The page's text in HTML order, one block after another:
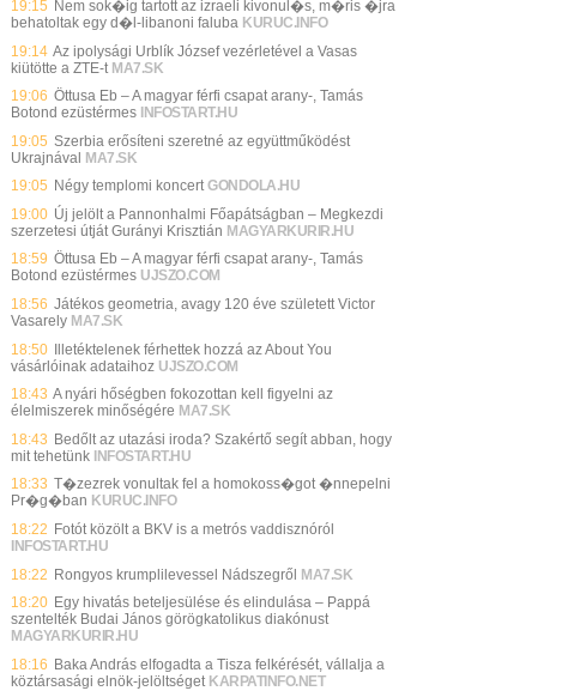
19:15 Nem sok�ig tartott az izraeli kivonul�s, m�ris �jra
behatoltak egy d�l-libanoni faluba KURUC.INFO
19:14 Az ipolysági Urblík József vezérletével a Vasas
kiütötte a ZTE-t MA7.SK
19:06 Öttusa Eb – A magyar férfi csapat arany-, Tamás
Botond ezüstérmes INFOSTART.HU
19:05 Szerbia erősíteni szeretné az együttműködést
Ukrajnával MA7.SK
19:05 Négy templomi koncert GONDOLA.HU
19:00 Új jelölt a Pannonhalmi Főapátságban – Megkezdi
szerzetesi útját Gurányi Krisztián MAGYARKURIR.HU
18:59 Öttusa Eb – A magyar férfi csapat arany-, Tamás
Botond ezüstérmes UJSZO.COM
18:56 Játékos geometria, avagy 120 éve született Victor
Vasarely MA7.SK
18:50 Illetéktelenek férhettek hozzá az About You
vásárlóinak adataihoz UJSZO.COM
18:43 A nyári hőségben fokozottan kell figyelni az
élelmiszerek minőségére MA7.SK
18:43 Bedőlt az utazási iroda? Szakértő segít abban, hogy
mit tehetünk INFOSTART.HU
18:33 T�zezrek vonultak fel a homokoss�got �nnepelni
Pr�g�ban KURUC.INFO
18:22 Fotót közölt a BKV is a metrós vaddisznóról
INFOSTART.HU
18:22 Rongyos krumplilevessel Nádszegről MA7.SK
18:20 Egy hivatás beteljesülése és elindulása – Pappá
szentelték Budai János görögkatolikus diakónust
MAGYARKURIR.HU
18:16 Baka András elfogadta a Tisza felkérését, vállalja a
köztársasági elnök-jelöltséget KARPATINFO.NET